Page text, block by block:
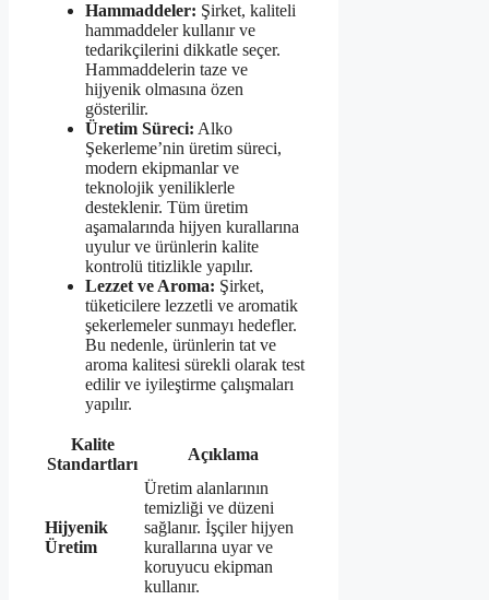
Hammaddeler: Şirket, kaliteli
hammaddeler kullanır ve
tedarikçilerini dikkatle seçer.
Hammaddelerin taze ve
hijyenik olmasına özen
gösterilir.
Üretim Süreci: Alko
Şekerleme’nin üretim süreci,
modern ekipmanlar ve
teknolojik yeniliklerle
desteklenir. Tüm üretim
aşamalarında hijyen kurallarına
uyulur ve ürünlerin kalite
kontrolü titizlikle yapılır.
Lezzet ve Aroma: Şirket,
tüketicilere lezzetli ve aromatik
şekerlemeler sunmayı hedefler.
Bu nedenle, ürünlerin tat ve
aroma kalitesi sürekli olarak test
edilir ve iyileştirme çalışmaları
yapılır.
Kalite
Standartları
Açıklama
Hijyenik
Üretim
Üretim alanlarının
temizliği ve düzeni
sağlanır. İşçiler hijyen
kurallarına uyar ve
koruyucu ekipman
kullanır.